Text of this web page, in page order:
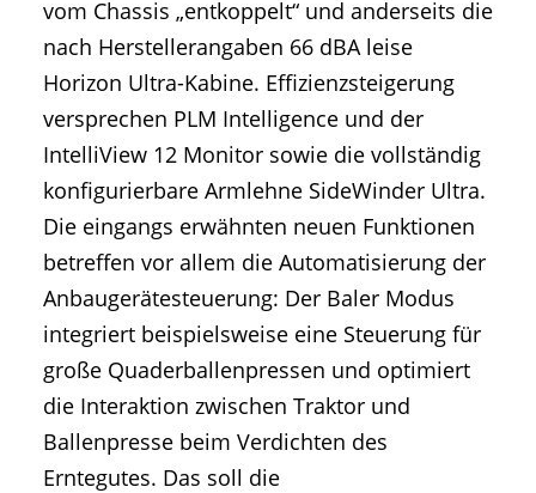
vom Chassis „entkoppelt“ und anderseits die
nach Herstellerangaben 66 dBA leise
Horizon Ultra-Kabine. Effizienzsteigerung
versprechen PLM Intelligence und der
IntelliView 12 Monitor sowie die vollständig
konfigurierbare Armlehne SideWinder Ultra.
Die eingangs erwähnten neuen Funktionen
betreffen vor allem die Automatisierung der
Anbaugerätesteuerung: Der Baler Modus
integriert beispielsweise eine Steuerung für
große Quaderballenpressen und optimiert
die Interaktion zwischen Traktor und
Ballenpresse beim Verdichten des
Erntegutes. Das soll die